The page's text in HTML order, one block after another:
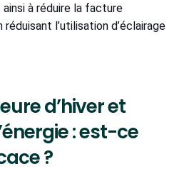
à réduire la facture
l’utilisation d’éclairage
d’hiver et
: est-ce
?